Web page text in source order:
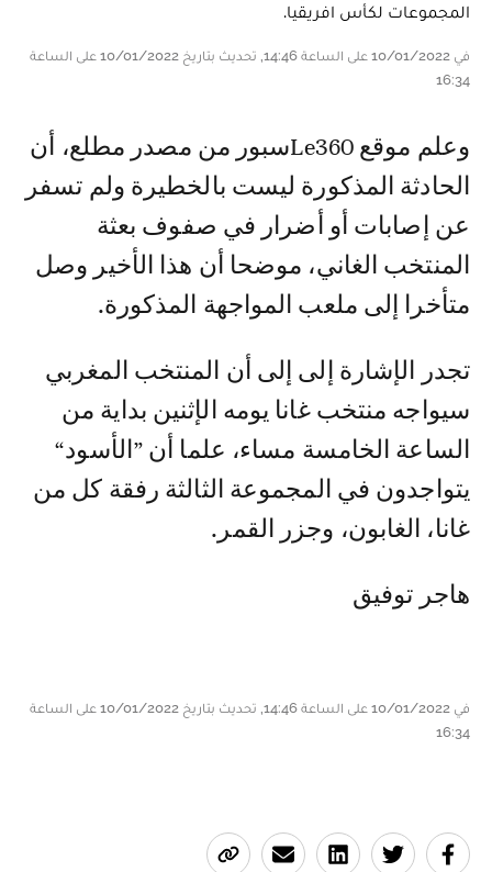
المجموعات لكأس افريقيا.
في 10/01/2022 على الساعة 14:46, تحديث بتاريخ 10/01/2022 على الساعة
16:34
وعلم موقع Le360سبور من مصدر مطلع، أن
الحادثة المذكورة ليست بالخطيرة ولم تسفر
عن إصابات أو أضرار في صفوف بعثة
المنتخب الغاني، موضحا أن هذا الأخير وصل
متأخرا إلى ملعب المواجهة المذكورة.
تجدر الإشارة إلى إلى أن المنتخب المغربي
سيواجه منتخب غانا يومه الإثنين بداية من
الساعة الخامسة مساء، علما أن ”الأسود“
يتواجدون في المجموعة الثالثة رفقة كل من
غانا، الغابون، وجزر القمر.
هاجر توفيق
في 10/01/2022 على الساعة 14:46, تحديث بتاريخ 10/01/2022 على الساعة
16:34